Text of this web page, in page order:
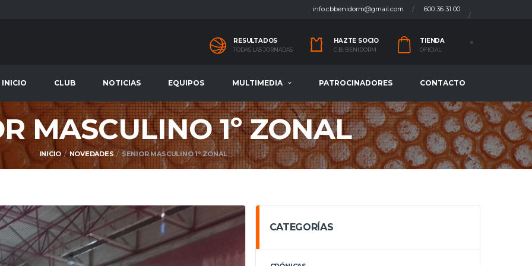
600 36 31 00
info.cbbenidorm@gmail.com
RESULTADOS
TODAS LAS JORNADAS
HAZTE SOCIO
C.B. BENIDORM
TIENDA
OFICIAL
INICIO CLUB NOTICIAS EQUIPOS MULTIMEDIA PATROCINADORES CONTACTO
MASCULINO 1º ZONAL
INICIO NOVEDADES SENIOR MASCULINO 1º ZONAL
CATEGORÍAS